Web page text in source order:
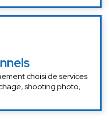
choisi de services
shooting photo,